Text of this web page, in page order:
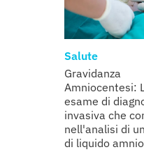
Salute
Gravidanza
Amniocentesi:
esame di
invasiva che
nell'analisi di
di liquido